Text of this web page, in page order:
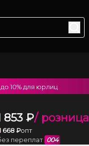
853 ₽/ розница
668 ₽опт
переплат 004
до10% для юрлиц